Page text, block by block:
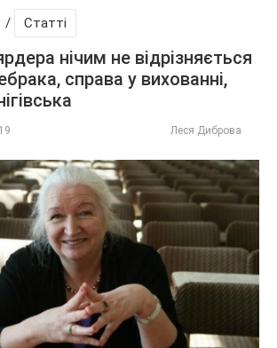
/ Cтатті
нічим не відрізняється
справа у вихованні,
Леся Диброва